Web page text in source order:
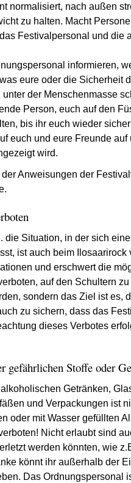
normalisiert, nach außen
zu halten. Macht
Festivalpersonal und die
informieren,
eure oder die Sicherheit
unter der Menschenmasse
Person, euch auf den
bis ihr euch wieder
euch und eure Freunde
wird.
Anweisungen der
die Situation, in der sich
ist auch beim Ilosaarirock
und erschwert die
auf den Schultern
sondern das Ziel ist es,
zu sichern, dass das
dieses Verbotes
gefährlichen Stoffe oder
Getränken,
und Verpackungen ist
oder mit Wasser gefüllten
Nicht erlaubt sind
werden könnten, wie
könnt ihr außerhalb der
Das Ordnungspersonal